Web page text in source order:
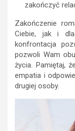
zakończyć
Zakończenie
Ciebie, jak i dla
konfrontacja
pozwoli Wam
życia. Pamiętaj,
empatia i
drugiej osoby.